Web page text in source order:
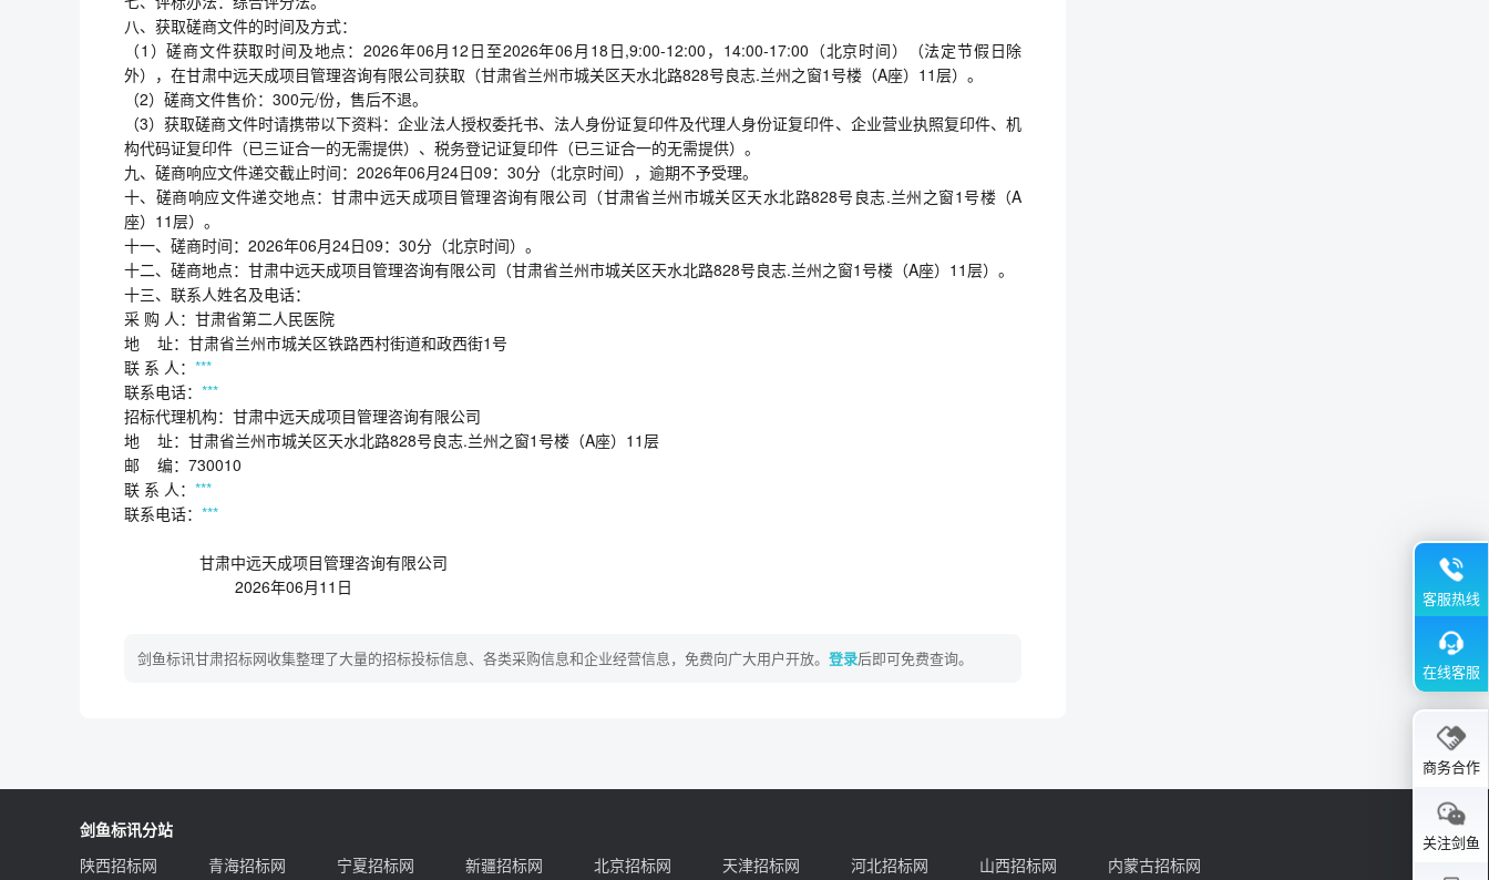
八、获取磋商文件的时间及方式：
（1）磋商文件获取时间及地点：2026年06月12日至2026年06月18日,9:00-12:00，14:00-17:00（北京时间）（法定节假日除
外），在甘肃中远天成项目管理咨询有限公司获取（甘肃省兰州市城关区天水北路828号良志.兰州之窗1号楼（A座）11层）。
（2）磋商文件售价：300元/份，售后不退。
（3）获取磋商文件时请携带以下资料：企业法人授权委托书、法人身份证复印件及代理人身份证复印件、企业营业执照复印件、机
构代码证复印件（已三证合一的无需提供）、税务登记证复印件（已三证合一的无需提供）。
九、磋商响应文件递交截止时间：2026年06月24日09：30分（北京时间），逾期不予受理。
十、磋商响应文件递交地点：甘肃中远天成项目管理咨询有限公司（甘肃省兰州市城关区天水北路828号良志.兰州之窗1号楼（A
座）11层）。
十一、磋商时间：2026年06月24日09：30分（北京时间）。
十二、磋商地点：甘肃中远天成项目管理咨询有限公司（甘肃省兰州市城关区天水北路828号良志.兰州之窗1号楼（A座）11层）。
十三、联系人姓名及电话：
采 购 人：甘肃省第二人民医院
地 址：甘肃省兰州市城关区铁路西村街道和政西街1号
联 系 人： ***
联系电话： ***
招标代理机构：甘肃中远天成项目管理咨询有限公司
地 址：甘肃省兰州市城关区天水北路828号良志.兰州之窗1号楼（A座）11层
邮 编：730010
联 系 人： ***
联系电话： ***
甘肃中远天成项目管理咨询有限公司
2026年06月11日
剑鱼标讯甘肃招标网收集整理了大量的招标投标信息、各类采购信息和企业经营信息，免费向广大用户开放。 登录后即可免费查询。
客服热线
在线客服
商务合作
关注剑鱼
剑鱼标讯分站
陕西招标网
青海招标网 宁夏招标网 新疆招标网 北京招标网 天津招标网 河北招标网 山西招标网 内蒙古招标网